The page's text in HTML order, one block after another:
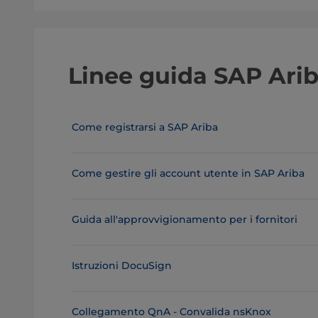
Linee guida SAP
Come registrarsi a SAP Ariba
Come gestire gli account utente in SAP Ariba
Guida all'approvvigionamento per i fornitori
Istruzioni DocuSign
Collegamento QnA - Convalida nsKnox